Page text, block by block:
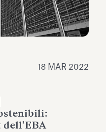
18 MAR 2022